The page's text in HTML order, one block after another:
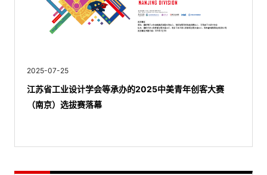
2025-07-25
江苏省工业设计学会等承办的2025中美青年创客大赛
（南京）选拔赛落幕